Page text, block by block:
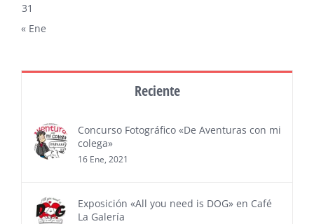
31
« Ene
Reciente
Concurso Fotográfico «De Aventuras con mi
colega»
16 Ene, 2021
Exposición «All you need is DOG» en Café
La Galería